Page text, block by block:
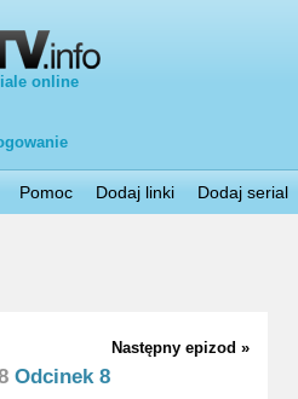
online
Pomoc Dodaj linki Dodaj serial
Następny epizod »
Odcinek 8